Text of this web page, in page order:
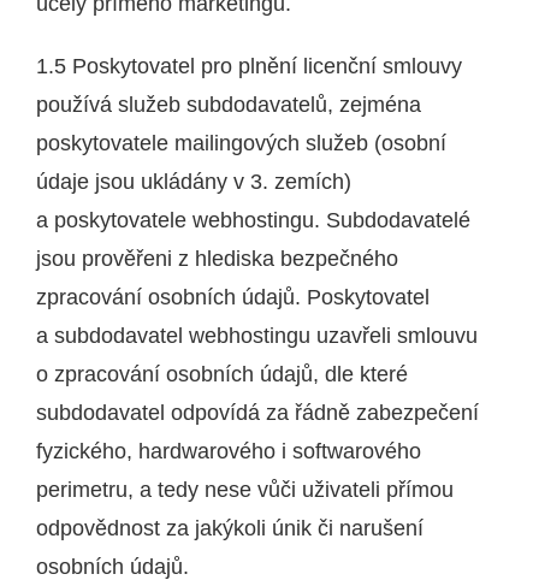
1.5 Poskytovatel pro plnění licenční smlouvy
používá služeb subdodavatelů, zejména
poskytovatele mailingových služeb (osobní
údaje jsou ukládány v 3. zemích)
a poskytovatele webhostingu. Subdodavatelé
jsou prověřeni z hlediska bezpečného
zpracování osobních údajů. Poskytovatel
a subdodavatel webhostingu uzavřeli smlouvu
o zpracování osobních údajů, dle které
subdodavatel odpovídá za řádně zabezpečení
fyzického, hardwarového i softwarového
perimetru, a tedy nese vůči uživateli přímou
odpovědnost za jakýkoli únik či narušení
osobních údajů.